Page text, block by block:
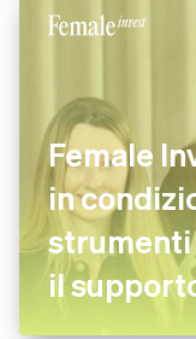
Female
in
strumenti
il